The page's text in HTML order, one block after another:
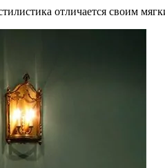
отличается своим